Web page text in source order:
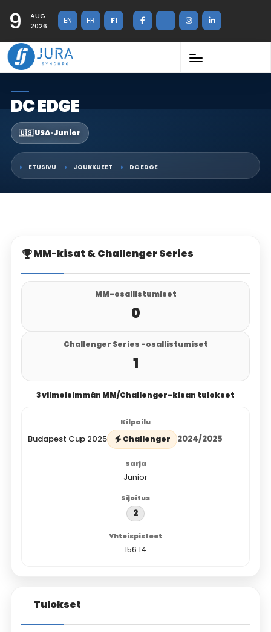
9
AUG
2026
EN FR FI
DC EDGE
🇺🇸 USA•Junior
ETUSIVU JOUKKUEET DC EDGE
MM-kisat & Challenger Series
MM-osallistumiset
0
Challenger Series -osallistumiset
1
3 viimeisimmän MM/Challenger-kisan tulokset
Budapest Cup 2025 Challenger 2024/2025
Junior
2
156.14
Tulokset